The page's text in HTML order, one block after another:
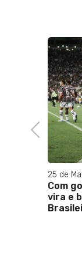
Previous
25 de
Com
vira e